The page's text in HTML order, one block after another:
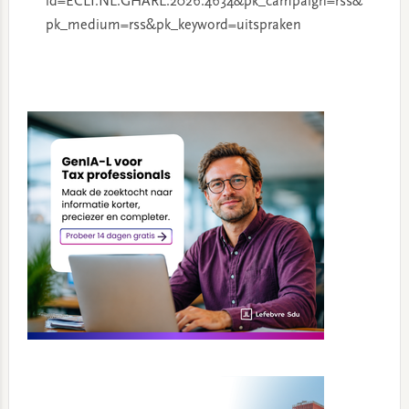
pk_medium=rss&pk_keyword=uitspraken
Sidebar